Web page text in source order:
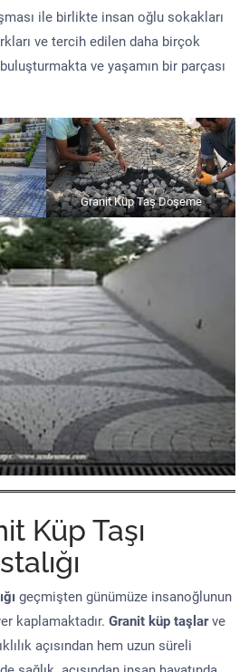
ile birlikte insan oğlu sokakları
ve tercih edilen daha birçok
ve yaşamın bir parçası
Granit Küp Taş Döşeme
Küp Taşı
geçmişten günümüze insanoğlunun
kaplamaktadır. Granit küp taşlarve
açısından hem uzun süreli